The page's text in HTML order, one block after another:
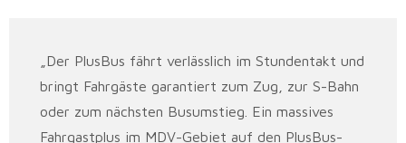
„Der PlusBus fährt verlässlich im Stundentakt und
bringt Fahrgäste garantiert zum Zug, zur S-Bahn
oder zum nächsten Busumstieg. Ein massives
Fahrgastplus im MDV-Gebiet auf den PlusBus-